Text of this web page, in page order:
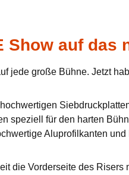
Show auf das
jede große Bühne. Jetzt
speziell für den harten
Aluprofilkanten
die Vorderseite des